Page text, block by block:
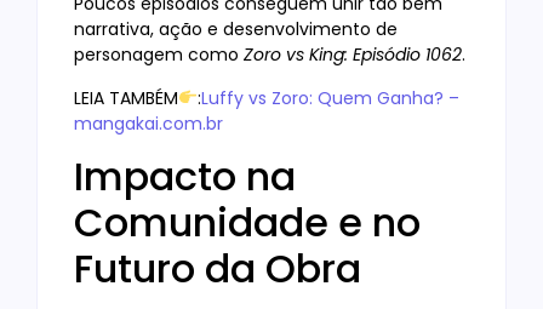
narrativa, ação e desenvolvimento de
personagem como Zoro vs King: Episódio 1062.
LEIA TAMBÉM
:Luffy vs Zoro: Quem Ganha? –
mangakai.com.br
Impacto na
Comunidade e no
Futuro da Obra